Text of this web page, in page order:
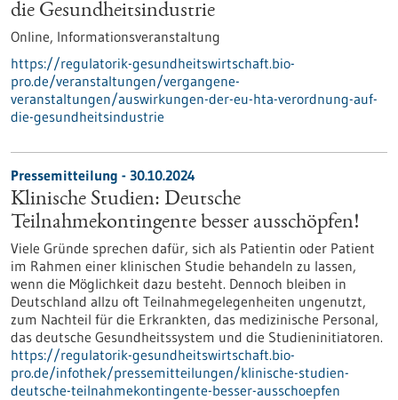
die Gesundheitsindustrie
Online, Informationsveranstaltung
https://regulatorik-gesundheitswirtschaft.bio-
pro.de/veranstaltungen/vergangene-
veranstaltungen/auswirkungen-der-eu-hta-verordnung-auf-
die-gesundheitsindustrie
Pressemitteilung - 30.10.2024
Klinische Studien: Deutsche
Teilnahmekontingente besser ausschöpfen!
Viele Gründe sprechen dafür, sich als Patientin oder Patient
im Rahmen einer klinischen Studie behandeln zu lassen,
wenn die Möglichkeit dazu besteht. Dennoch bleiben in
Deutschland allzu oft Teilnahmegelegenheiten ungenutzt,
zum Nachteil für die Erkrankten, das medizinische Personal,
das deutsche Gesundheitssystem und die Studieninitiatoren.
https://regulatorik-gesundheitswirtschaft.bio-
pro.de/infothek/pressemitteilungen/klinische-studien-
deutsche-teilnahmekontingente-besser-ausschoepfen